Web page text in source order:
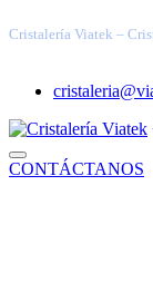
Cristalería Viatek –
CONTÁCTANOS